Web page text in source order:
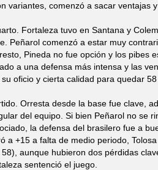
variantes, comenzó a sacar ventajas
Fortaleza tuvo en Santana y
Peñarol comenzó a estar muy
Pineda no fue opción y los pibes
a una defensa más intensa y las
oficio y cierta calidad para quedar
Orresta desde la base fue clave,
del equipo. Si bien Peñarol no se
la defensa del brasilero fue a
a +15 a falta de medio periodo,
aunque hubieron dos pérdidas
sentenció el juego.